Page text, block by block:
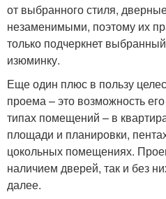
от выбранного стиля,
незаменимыми, поэтому их
только подчеркнет
изюминку.
Еще один плюс в пользу
проема – это возможность
типах помещений – в
площади и планировки,
цокольных помещениях.
наличием дверей, так и без
далее.